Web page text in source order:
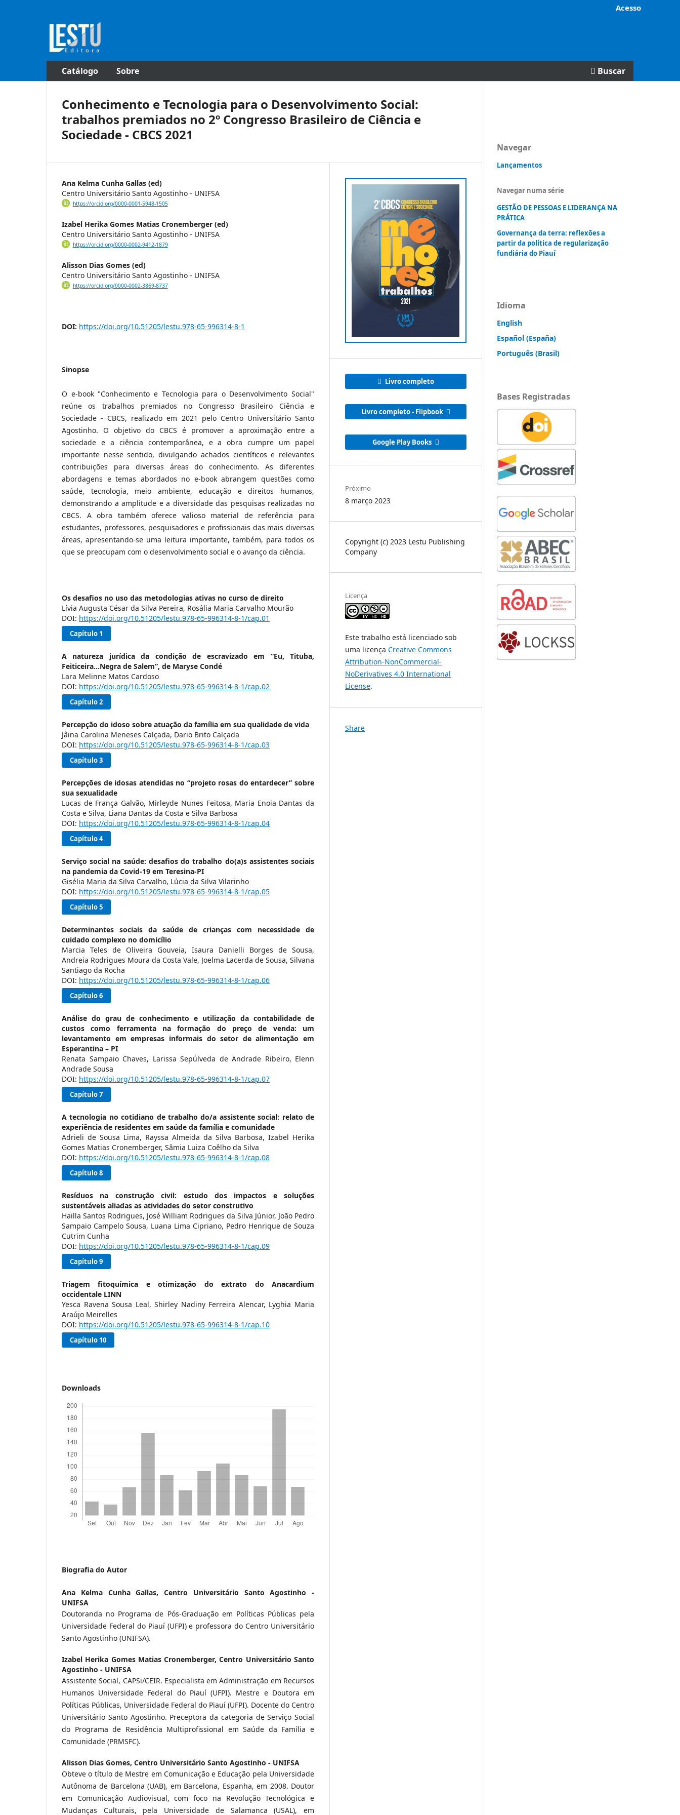
Catálogo Sobre Buscar
Acesso
Conhecimento e Tecnologia para o Desenvolvimento Social:
trabalhos premiados no 2º Congresso Brasileiro de Ciência e
Sociedade - CBCS 2021
Ana Kelma Cunha Gallas (ed)
Centro Universitário Santo Agostinho - UNIFSA
https://orcid.org/0000-0001-5948-1505
Izabel Herika Gomes Matias Cronemberger (ed)
Centro Universitário Santo Agostinho - UNIFSA
https://orcid.org/0000-0002-9412-1879
Alisson Dias Gomes (ed)
Centro Universitário Santo Agostinho - UNIFSA
https://orcid.org/0000-0002-3869-8737
DOI: https://doi.org/10.51205/lestu.978-65-996314-8-1
Sinopse
O e-book "Conhecimento e Tecnologia para o Desenvolvimento Social"
reúne os trabalhos premiados no Congresso Brasileiro Ciência e
Sociedade - CBCS, realizado em 2021 pelo Centro Universitário Santo
Agostinho. O objetivo do CBCS é promover a aproximação entre a
sociedade e a ciência contemporânea, e a obra cumpre um papel
importante nesse sentido, divulgando achados científicos e relevantes
contribuições para diversas áreas do conhecimento. As diferentes
abordagens e temas abordados no e-book abrangem questões como
saúde, tecnologia, meio ambiente, educação e direitos humanos,
demonstrando a amplitude e a diversidade das pesquisas realizadas no
CBCS. A obra também oferece valioso material de referência para
estudantes, professores, pesquisadores e profissionais das mais diversas
áreas, apresentando-se uma leitura importante, também, para todos os
que se preocupam com o desenvolvimento social e o avanço da ciência.
Os desafios no uso das metodologias ativas no curso de direito
Lívia Augusta César da Silva Pereira, Rosália Maria Carvalho Mourão
DOI: https://doi.org/10.51205/lestu.978-65-996314-8-1/cap.01
Capítulo 1
A natureza jurídica da condição de escravizado em “Eu, Tituba,
Feiticeira...Negra de Salem”, de Maryse Condé
Lara Melinne Matos Cardoso
DOI: https://doi.org/10.51205/lestu.978-65-996314-8-1/cap.02
Capítulo 2
Percepção do idoso sobre atuação da família em sua qualidade de vida
Jâina Carolina Meneses Calçada, Dario Brito Calçada
DOI: https://doi.org/10.51205/lestu.978-65-996314-8-1/cap.03
Capítulo 3
Percepções de idosas atendidas no “projeto rosas do entardecer” sobre
sua sexualidade
Lucas de França Galvão, Mirleyde Nunes Feitosa, Maria Enoia Dantas da
Costa e Silva, Liana Dantas da Costa e Silva Barbosa
DOI: https://doi.org/10.51205/lestu.978-65-996314-8-1/cap.04
Capítulo 4
Serviço social na saúde: desafios do trabalho do(a)s assistentes sociais
na pandemia da Covid-19 em Teresina-PI
Gisélia Maria da Silva Carvalho, Lúcia da Silva Vilarinho
DOI: https://doi.org/10.51205/lestu.978-65-996314-8-1/cap.05
Capítulo 5
Determinantes sociais da saúde de crianças com necessidade de
cuidado complexo no domicílio
Marcia Teles de Oliveira Gouveia, Isaura Danielli Borges de Sousa,
Andreia Rodrigues Moura da Costa Vale, Joelma Lacerda de Sousa, Silvana
Santiago da Rocha
DOI: https://doi.org/10.51205/lestu.978-65-996314-8-1/cap.06
Capítulo 6
Análise do grau de conhecimento e utilização da contabilidade de
custos como ferramenta na formação do preço de venda: um
levantamento em empresas informais do setor de alimentação em
Esperantina – PI
Renata Sampaio Chaves, Larissa Sepúlveda de Andrade Ribeiro, Elenn
Andrade Sousa
DOI: https://doi.org/10.51205/lestu.978-65-996314-8-1/cap.07
Capítulo 7
A tecnologia no cotidiano de trabalho do/a assistente social: relato de
experiência de residentes em saúde da família e comunidade
Adrieli de Sousa Lima, Rayssa Almeida da Silva Barbosa, Izabel Herika
Gomes Matias Cronemberger, Sâmia Luiza Coêlho da Silva
DOI: https://doi.org/10.51205/lestu.978-65-996314-8-1/cap.08
Capítulo 8
Resíduos na construção civil: estudo dos impactos e soluções
sustentáveis aliadas as atividades do setor construtivo
Hailla Santos Rodrigues, José William Rodrigues da Silva Júnior, João Pedro
Sampaio Campelo Sousa, Luana Lima Cipriano, Pedro Henrique de Souza
Cutrim Cunha
DOI: https://doi.org/10.51205/lestu.978-65-996314-8-1/cap.09
Capítulo 9
Triagem fitoquímica e otimização do extrato do Anacardium
occidentale LINN
Yesca Ravena Sousa Leal, Shirley Nadiny Ferreira Alencar, Lyghia Maria
Araújo Meirelles
DOI: https://doi.org/10.51205/lestu.978-65-996314-8-1/cap.10
Capítulo 10
Downloads
Biografia do Autor
Ana Kelma Cunha Gallas, Centro Universitário Santo Agostinho -
UNIFSA
Doutoranda no Programa de Pós-Graduação em Políticas Públicas pela
Universidade Federal do Piauí (UFPI) e professora do Centro Universitário
Santo Agostinho (UNIFSA).
Izabel Herika Gomes Matias Cronemberger,Centro Universitário Santo
Agostinho - UNIFSA
Assistente Social, CAPSi/CEIR. Especialista em Administração em Recursos
Humanos Universidade Federal do Piauí (UFPI). Mestre e Doutora em
Políticas Públicas, Universidade Federal do Piauí (UFPI). Docente do Centro
Universitário Santo Agostinho. Preceptora da categoria de Serviço Social
do Programa de Residência Multiprofissional em Saúde da Família e
Comunidade (PRMSFC).
Alisson Dias Gomes, Centro Universitário Santo Agostinho - UNIFSA
Obteve o título de Mestre em Comunicação e Educação pela Universidade
Autônoma de Barcelona (UAB), em Barcelona, Espanha, em 2008. Doutor
em Comunicação Audiovisual, com foco na Revolução Tecnológica e
Mudanças Culturais, pela Universidade de Salamanca (USAL), em
Livro completo
Livro completo - Flipbook
Google Play Books
Próximo
8 março 2023
Copyright (c) 2023 Lestu Publishing
Company
Licença
Este trabalho está licenciado sob
uma licença Creative Commons
Attribution-NonCommercial-
NoDerivatives 4.0 International
License.
Share
Navegar
Lançamentos
Navegar numa série
GESTÃO DE PESSOAS E LIDERANÇA NA
PRÁTICA
Governança da terra: reflexões a
partir da política de regularização
fundiária do Piauí
Idioma
English
Español (España)
Português (Brasil)
Bases Registradas